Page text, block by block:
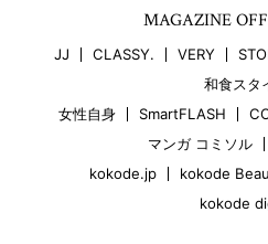
MAGAZINE
JJ CLASSY. VERY
和食スタ
女性自身
SmartFLASH
マンガ コミソル
kokode.jp
kokode
kokode